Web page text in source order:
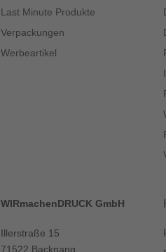
Last Minute Produkte
Verpackungen
Werbeartikel
WIRmachenDRUCK GmbH
Illerstraße 15
71522 Backnang